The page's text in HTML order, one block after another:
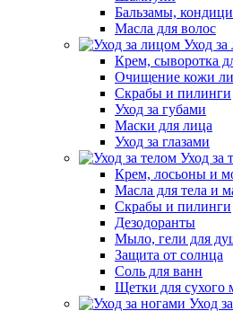
Бальзамы,
Масла для волос
Уход
Крем, сыворотка
Очищение кожи
Скрабы и пилинги
Уход за губами
Маски для лица
Уход за глазами
Уход за
Крем, лосьоны и
Масла для тела и
Скрабы и пилинги
Дезодоранты
Мыло, гели для
Защита от солнца
Соль для ванн
Щетки для сухого
Уход